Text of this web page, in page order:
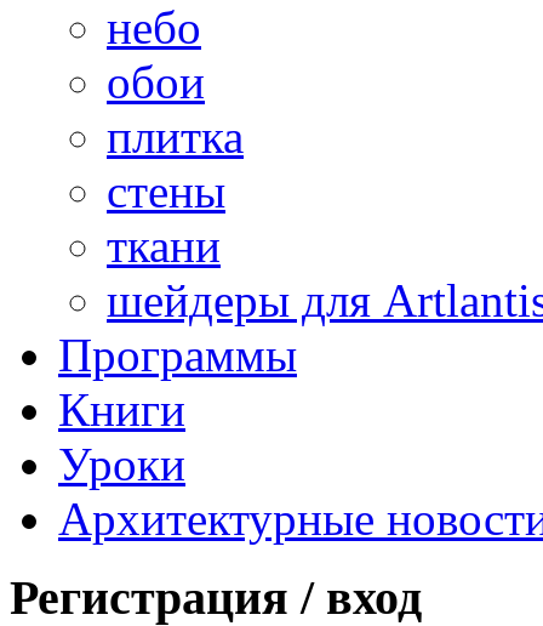
небо
обои
плитка
стены
ткани
шейдеры для
Программы
Книги
Уроки
Архитектурные
Регистрация / вход